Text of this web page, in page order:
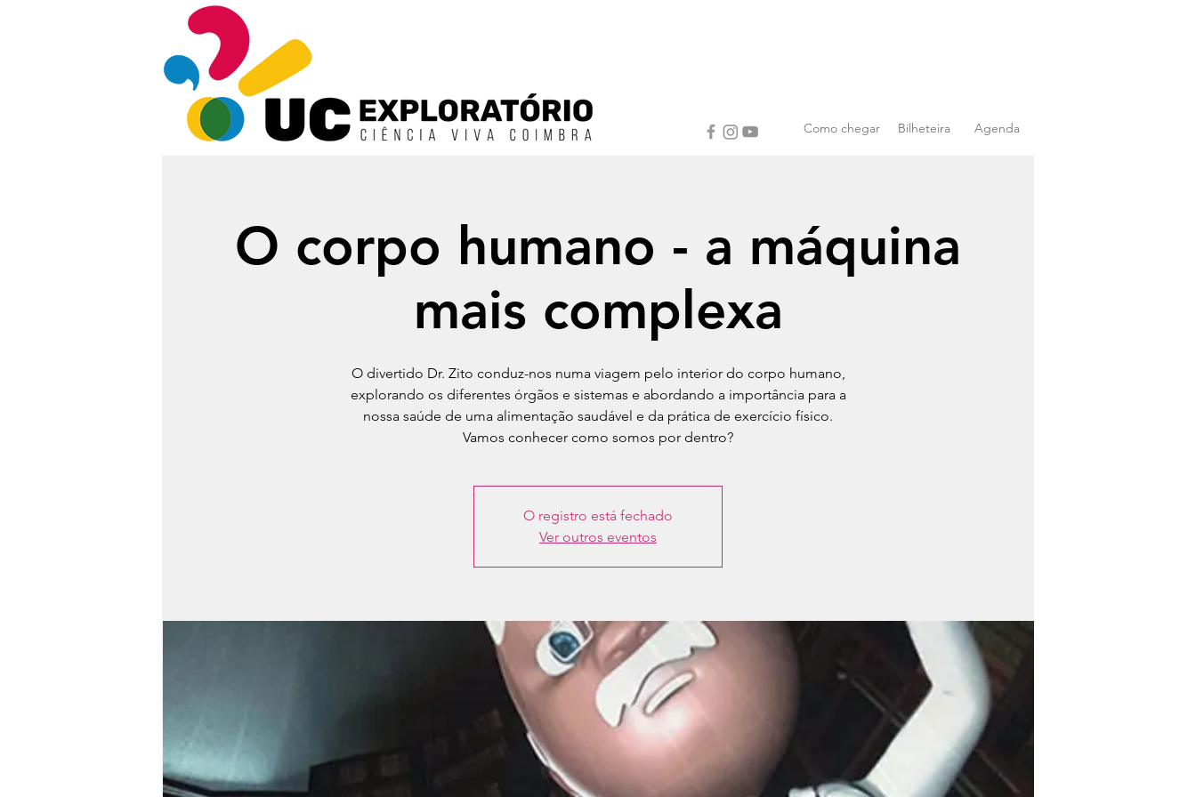
Como chegar Bilheteira Agenda
O corpo humano - a máquina
mais complexa
O divertido Dr. Zito conduz-nos numa viagem pelo interior do corpo humano,
explorando os diferentes órgãos e sistemas e abordando a importância para a
nossa saúde de uma alimentação saudável e da prática de exercício físico.
Vamos conhecer como somos por dentro?
O registro está fechado
Ver outros eventos